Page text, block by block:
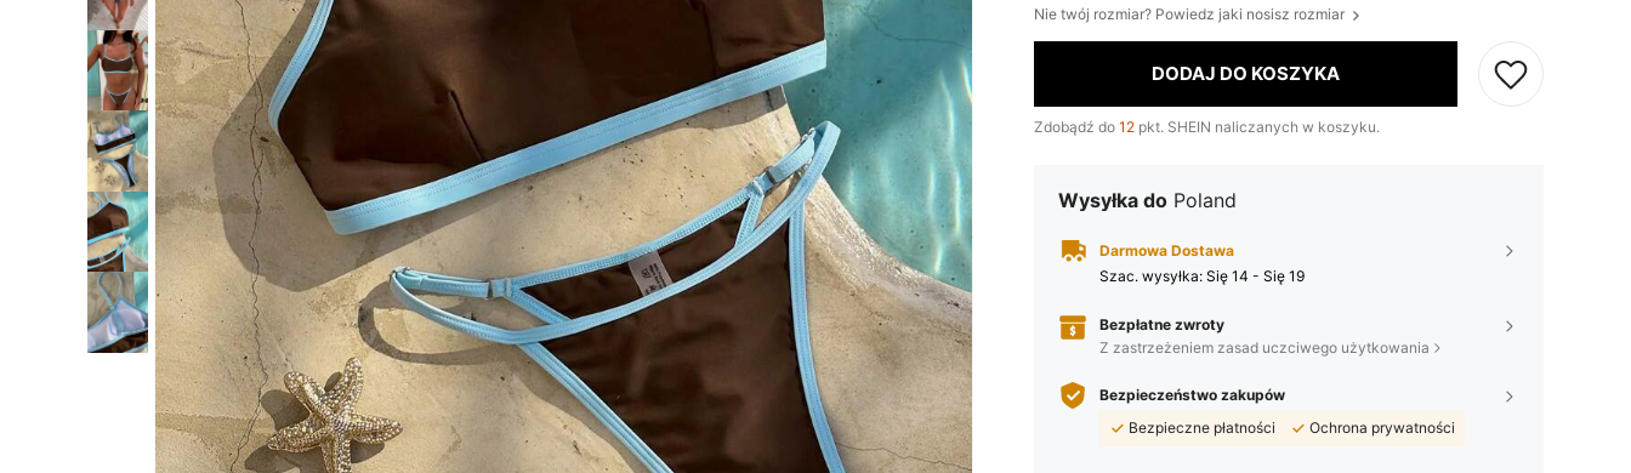
Nie twój rozmiar? Powiedz jaki nosisz rozmiar
DODAJ DO KOSZYKA
Zdobądź do 12 pkt. SHEIN naliczanych w koszyku.
Wysyłka do Poland
Darmowa Dostawa
Szac. wysyłka: Się 14 - Się 19
Bezpłatne zwroty
Z zastrzeżeniem zasad uczciwego użytkowania
Bezpieczeństwo zakupów
Bezpieczne płatności
Ochrona prywatności